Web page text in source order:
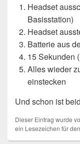
Headset
Basisstation)
Headset
Batterie aus
15 Sekunden
Alles wieder
einstecken
Und schon ist
Dieser Eintrag wurde
ein Lesezeichen für den